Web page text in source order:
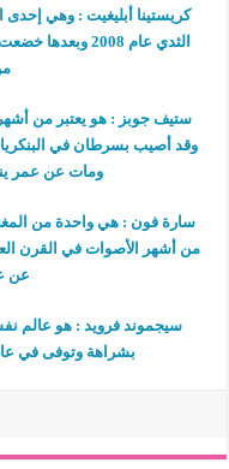
كريستينا أبليغيت : وهي
الثدي عام 2008
ستيف جوبز : هو يعتبر من
ومات عن عمر يناهز 65 عام بسبب
سارة فون : هي واحدة من
عن عمر
سيجموند فرويد : هو عالم
بشراهة وتوفى في عام 1939 عن عمر يصل إلى 83